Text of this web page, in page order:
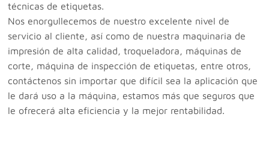
técnicas de etiquetas.
Nos enorgullecemos de nuestro excelente nivel de
servicio al cliente, así como de nuestra maquinaria de
impresión de alta calidad, troqueladora, máquinas de
corte, máquina de inspección de etiquetas, entre otros,
contáctenos sin importar que difícil sea la aplicación que
le dará uso a la máquina, estamos más que seguros que
le ofrecerá alta eficiencia y la mejor rentabilidad.